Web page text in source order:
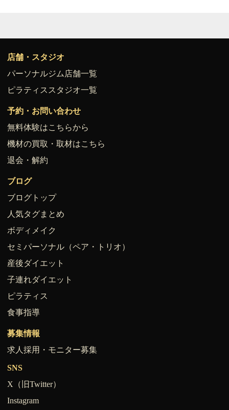
店舗・スタジオ
パーソナルジム店舗一覧
ピラティススタジオ一覧
予約・お問い合わせ
無料体験はこちらから
機材の買取・取材はこちら
退会・解約
ブログ
ブログトップ
人気タグまとめ
ボディメイク
セミパーソナル（ペア・トリオ）
産後ダイエット
子連れダイエット
ピラティス
食事指導
募集情報
求人採用・モニター募集
SNS
X（旧Twitter）
Instagram